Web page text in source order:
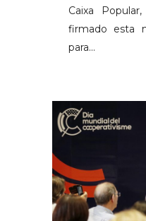
Caixa
firmado esta
para...